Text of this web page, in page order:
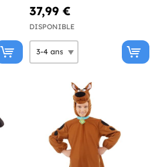
37,99 €
DISPONIBLE